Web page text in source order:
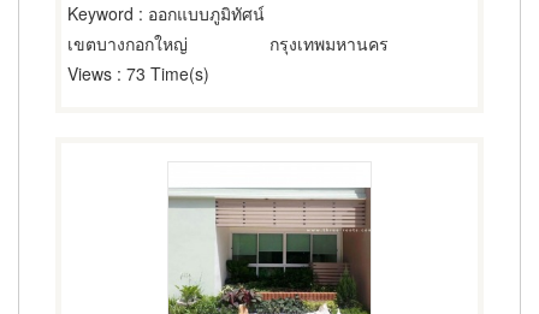
Keyword : ออกแบบภูมิทัศน์
เขตบางกอกใหญ่
กรุงเทพมหานคร
Views : 73 Time(s)